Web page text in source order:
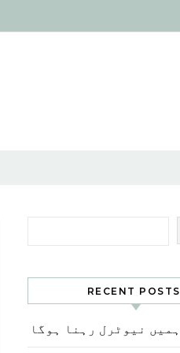
RECENT POSTS
ہمیں نیوٹرل رہنا ہوگا